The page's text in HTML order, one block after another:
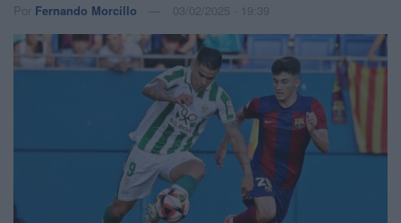
Por Fernando Morcillo 03/02/2025 - 19:39